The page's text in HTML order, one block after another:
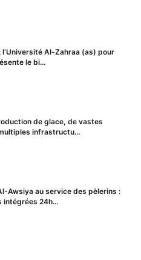
l’Université Al-Zahraa (as) pour
le bi...
de glace, de vastes
infrastructu...
Awsiya au service des pèlerins :
24h...